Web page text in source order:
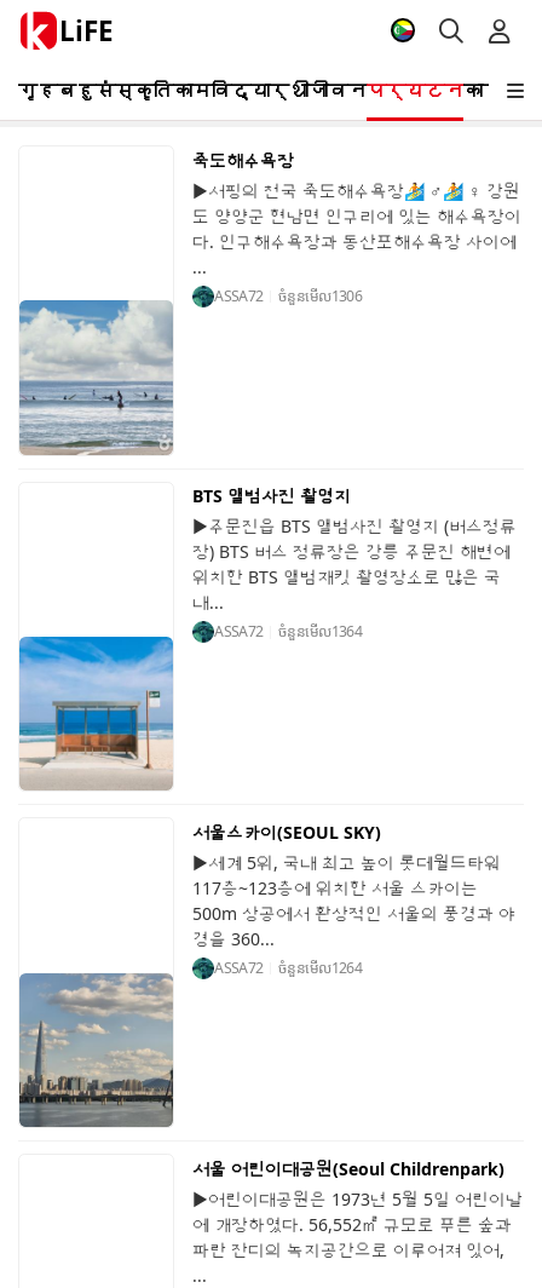
LiFE
गृहबहुसंस्कृतिकामविद्यार्थीजीवनपर्यटन
죽도해수욕장
▶서핑의 천국 죽도해수욕장🏄 ♂️🏄 ♀️ 강원
도 양양군 현남면 인구리에 있는 해수욕장이
다. 인구해수욕장과 동산포해수욕장 사이에
...
ASSA72 ចំនួនមើល1306
BTS 앨범사진 촬영지
▶주문진읍 BTS 앨범사진 촬영지 (버스정류
장) BTS 버스 정류장은 강릉 주문진 해변에
위치한 BTS 앨범재킷 촬영장소로 많은 국
내...
ASSA72 ចំនួនមើល1364
서울스카이(SEOUL SKY)
▶세계 5위, 국내 최고 높이 롯데월드타워
117층~123층에 위치한 서울 스카이는
500m 상공에서 환상적인 서울의 풍경과 야
경을 360...
ASSA72 ចំនួនមើល1264
서울 어린이대공원(Seoul Childrenpark)
▶어린이대공원은 1973년 5월 5일 어린이날
에 개장하였다. 56,552㎡ 규모로 푸른 숲과
파란 잔디의 녹지공간으로 이루어져 있어,
...